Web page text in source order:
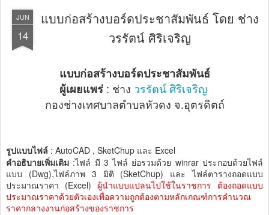
JUN
14
แบบก่อสร้างบอร์ดประชาสัมพันธ์ โดย ช่าง
วรรัตน์ ศิริเจริญ
แบบก่อสร้างบอร์ดประชาสัมพันธ์
ผู้เผยแพร่: ช่าง วรรัตน์ ศิริเจริญ
กองช่างเทศบาลตำบลหัวดง จ.อุตรดิตถ์
รูปแบบไฟล์ : AutoCAD , SketChup และ Excel
คำอธิบายเพิ่มเติม :ไฟล์ มี 3 ไฟล์ ย่อรวมด้วย winrar ประกอบด้วยไฟล์
แบบ (Dwg),ไฟล์ภาพ 3 มิติ (SketChup) และ ไฟล์ตารางถอดแบบ
ประมาณราคา (Excel) ผู้นำแบบแปลนไปใช้ในราชการ ต้องถอดแบบ
ประมาณราคาด้วยตัวเองเพื่อความถูกต้องตามหลักเกณฑ์การคำนวณ
ราคากลางงานก่อสร้างของราชการ